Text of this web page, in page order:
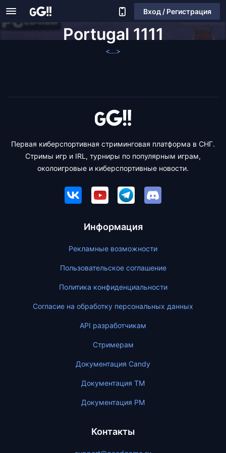
Вход / Регистрация
Portugal 1111
<...>
Первая киберспортивная стриминговая платформа в СНГ.
Стримы игр и IRL, турниры по популярным играм,
околоигровые и киберспортивные новости.
Информация
Рекламные возможности
Пользовательское соглашение
Политика конфиденциальности
Согласие на обработку персональных данных
API разработчикам
Стримерам
Документация Candy
Документация ТМ
Документация PM
Контакты